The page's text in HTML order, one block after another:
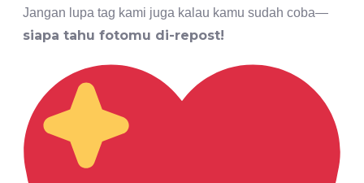
Jangan lupa tag kami juga kalau kamu sudah coba—
siapa tahu fotomu di-repost!